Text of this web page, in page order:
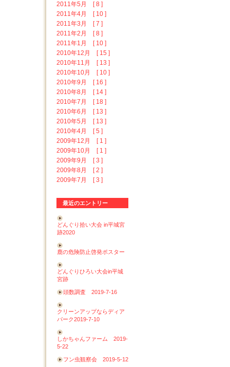
2011年5月 [ 8 ]
2011年4月 [ 10 ]
2011年3月 [ 7 ]
2011年2月 [ 8 ]
2011年1月 [ 10 ]
2010年12月 [ 15 ]
2010年11月 [ 13 ]
2010年10月 [ 10 ]
2010年9月 [ 16 ]
2010年8月 [ 14 ]
2010年7月 [ 18 ]
2010年6月 [ 13 ]
2010年5月 [ 13 ]
2010年4月 [ 5 ]
2009年12月 [ 1 ]
2009年10月 [ 1 ]
2009年9月 [ 3 ]
2009年8月 [ 2 ]
2009年7月 [ 3 ]
最近のエントリー
どんぐり拾い大会 in平城宮
跡2020
鹿の危険防止啓発ポスター
どんぐりひろい大会in平城
宮跡
頭数調査 2019-7-16
クリーンアップならディア
パーク2019-7-10
しかちゃんファーム 2019-
5-22
フン虫観察会 2019-5-12